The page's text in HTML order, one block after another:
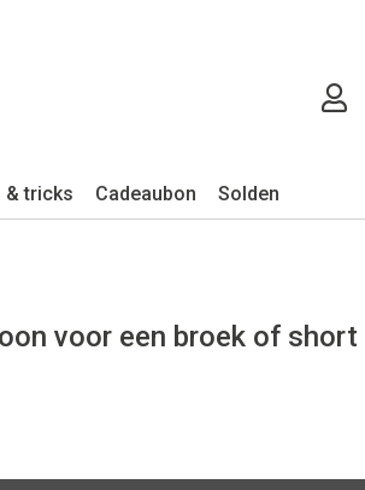
& tricks Cadeaubon Solden
voor een broek of short